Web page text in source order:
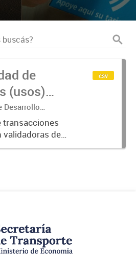
de
(usos)
Desarrollo
de Transporte.
transacciones
validadoras de
csv